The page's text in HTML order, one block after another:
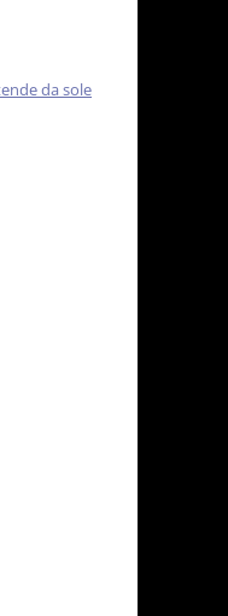
da sole